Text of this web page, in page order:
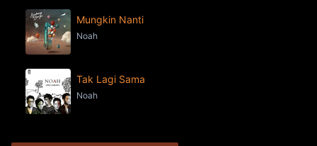
Mungkin Nanti
Noah
Tak Lagi Sama
Noah